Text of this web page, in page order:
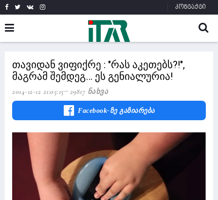
კონტაქტი
თავიდან ვიფიქრე : "რას აკეთებს?!",
მაგრამ შემდეგ… ეს გენიალურია!
2014-12-12 21:05:15 29817 Ნახვა
Facebook-Ზე Გაზიარება